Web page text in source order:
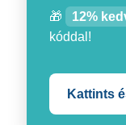
🎁 12%
kóddal!
Kattints